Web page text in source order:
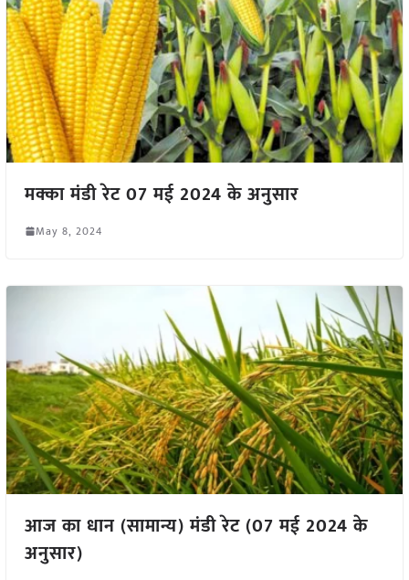
मक्का मंडी रेट 07 मई 2024 के अनुसार
May 8, 2024
आज का धान (सामान्य) मंडी रेट (07 मई 2024 के
अनुसार)